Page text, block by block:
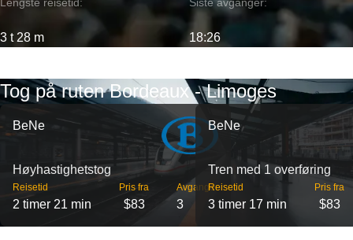
3 t 28 m 18:26
Tog på ruten Bordeaux - Limoges
BeNe
Høyhastighetstog
Reisetid
2 timer 21 min
Pris fra
$83
Avganger
3
BeNe
Tren med 1 overføring
Reisetid
3 timer 17 min
Pris fra
$83